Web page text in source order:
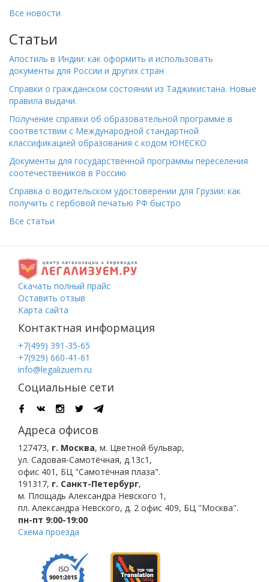
Все новости
Статьи
Апостиль в Индии: как оформить и использовать
документы для России и других стран
Справки о гражданском состоянии из Таджикистана. Новые
правила выдачи.
Получение справки об образовательной программе в
соответствии с Международной стандартной
классификацией образования с кодом ЮНЕСКО
Документы для государственной программы переселения
соотечествеников в Россию
Справка о водительском удостоверении для Грузии: как
получить с гербовой печатью РФ быстро
Все статьи
Скачать полный прайс
Оставить отзыв
Карта сайта
Контактная информация
+7(499) 391-35-65
+7(929) 660-41-61
info@legalizuem.ru
Социальные сети
Адреса офисов
127473, г. Москва, м. Цветной бульвар,
ул. Садовая-Самотёчная, д.13с1,
офис 401, БЦ "Самотёчная плаза".
191317, г. Санкт-Петербург,
м. Площадь Александра Невского 1 ,
пл. Александра Невского, д. 2 офис 409, БЦ "Москва".
пн-пт 9:00-19:00
Схема проезда